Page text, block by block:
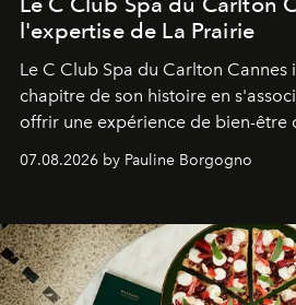
l'expertise de La Prairie
Le C Club Spa du Carlton Cannes
chapitre de son histoire en
offrir une expérience de bien-être
expertise se rencontrent.
07.08.2026 by Pauline Borgogno